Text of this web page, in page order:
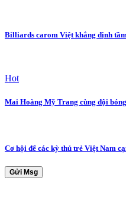
Billiards carom Việt khẳng định
Hot
Mai Hoàng Mỹ Trang cùng đội
Cơ hội để các kỳ thủ trẻ Việt Nam
Gửi Msg